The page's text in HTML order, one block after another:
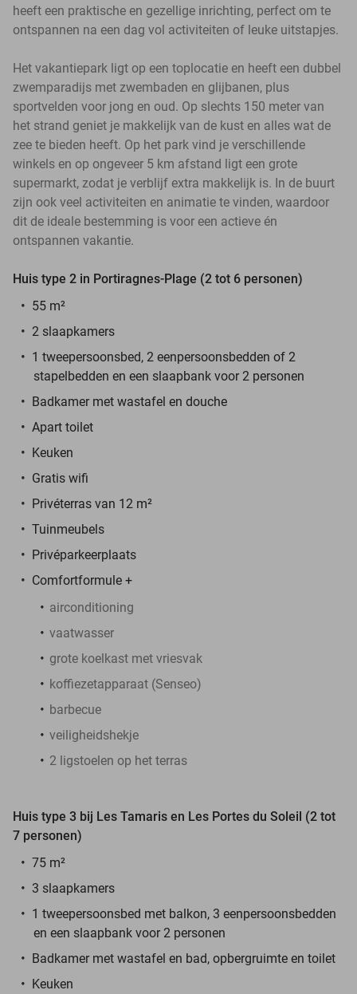
heeft een praktische en gezellige inrichting, perfect om te
ontspannen na een dag vol activiteiten of leuke uitstapjes.
Het vakantiepark ligt op een toplocatie en heeft een dubbel
zwemparadijs met zwembaden en glijbanen, plus
sportvelden voor jong en oud. Op slechts 150 meter van
het strand geniet je makkelijk van de kust en alles wat de
zee te bieden heeft. Op het park vind je verschillende
winkels en op ongeveer 5 km afstand ligt een grote
supermarkt, zodat je verblijf extra makkelijk is. In de buurt
zijn ook veel activiteiten en animatie te vinden, waardoor
dit de ideale bestemming is voor een actieve én
ontspannen vakantie.
Huis type 2 in Portiragnes-Plage (2 tot 6 personen)
55 m²
2 slaapkamers
1 tweepersoonsbed, 2 eenpersoonsbedden of 2
stapelbedden en een slaapbank voor 2 personen
Badkamer met wastafel en douche
Apart toilet
Keuken
Gratis wifi
Privéterras van 12 m²
Tuinmeubels
Privéparkeerplaats
Comfortformule +
airconditioning
vaatwasser
grote koelkast met vriesvak
koffiezetapparaat (Senseo)
barbecue
veiligheidshekje
2 ligstoelen op het terras
Huis type 3 bij Les Tamaris en Les Portes du Soleil (2 tot
7 personen)
75 m²
3 slaapkamers
1 tweepersoonsbed met balkon, 3 eenpersoonsbedden
en een slaapbank voor 2 personen
Badkamer met wastafel en bad, opbergruimte en toilet
Keuken